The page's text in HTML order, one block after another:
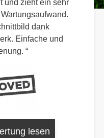
und zieht ein sehr
dank
Einfache und
lesen